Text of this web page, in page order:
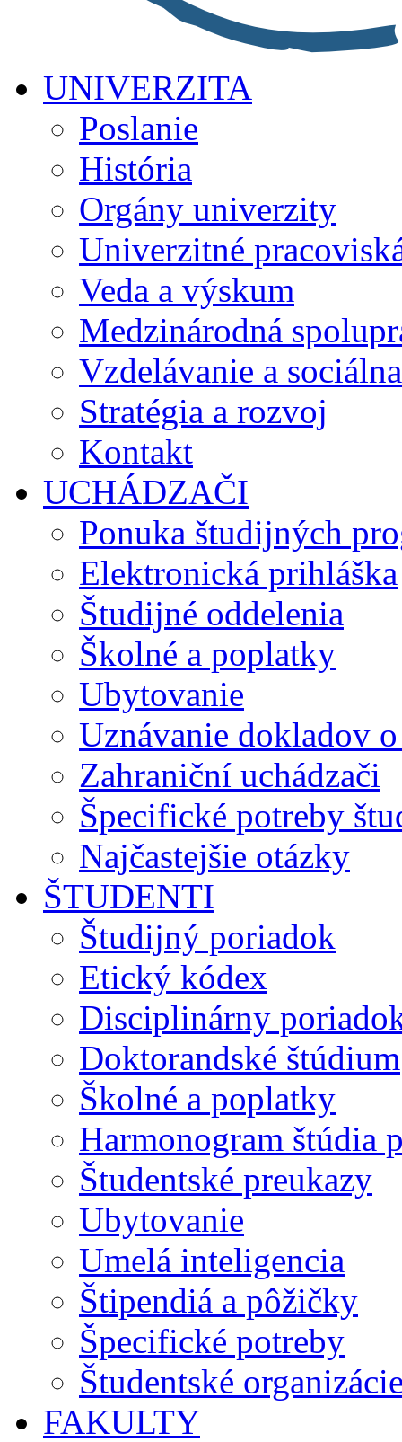
UNIVERZITA
Poslanie
História
Orgány univerzity
Univerzitné
Veda a výskum
Medzinárodná
Vzdelávanie a
Stratégia a rozvoj
Kontakt
UCHÁDZAČI
Ponuka študijných
Elektronická prihláška
Študijné oddelenia
Školné a poplatky
Ubytovanie
Uznávanie dokladov
Zahraniční uchádzači
Špecifické potreby
Najčastejšie otázky
ŠTUDENTI
Študijný poriadok
Etický kódex
Disciplinárny
Doktorandské štúdium
Školné a poplatky
Harmonogram štúdia
Študentské preukazy
Ubytovanie
Umelá inteligencia
Štipendiá a pôžičky
Špecifické potreby
Študentské
FAKULTY